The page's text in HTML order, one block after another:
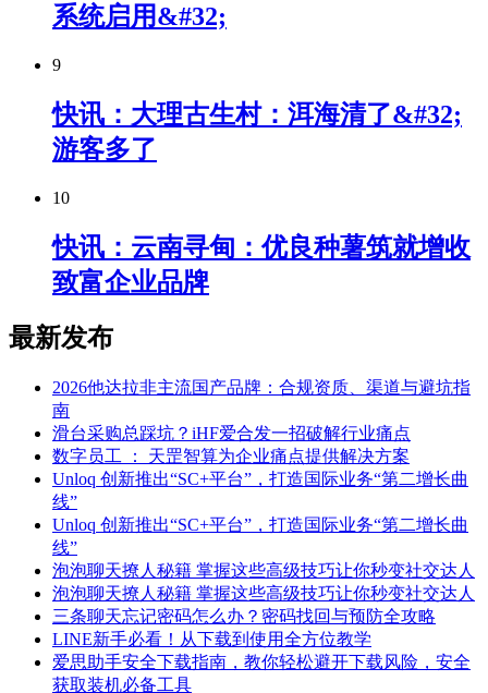
系统启用&#32;
9
快讯：大理古生村：洱海清了&#32;
游客多了
10
快讯：云南寻甸：优良种薯筑就增收
致富企业品牌
最新发布
2026他达拉非主流国产品牌：合规资质、渠道与避坑指
南
滑台采购总踩坑？iHF爱合发一招破解行业痛点
数字员工 ： 天罡智算为企业痛点提供解决方案
Unloq 创新推出“SC+平台”，打造国际业务“第二增长曲
线”
Unloq 创新推出“SC+平台”，打造国际业务“第二增长曲
线”
泡泡聊天撩人秘籍 掌握这些高级技巧让你秒变社交达人
泡泡聊天撩人秘籍 掌握这些高级技巧让你秒变社交达人
三条聊天忘记密码怎么办？密码找回与预防全攻略
LINE新手必看！从下载到使用全方位教学
爱思助手安全下载指南，教你轻松避开下载风险，安全
获取装机必备工具